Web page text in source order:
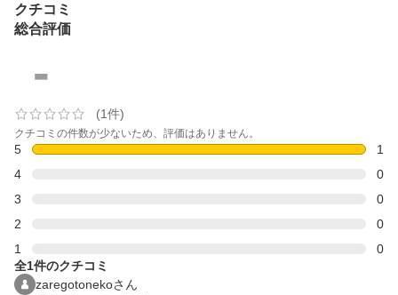
クチコミ
総合評価
-
(1件)
クチコミの件数が少ないため、評価はありません。
5
1
4
0
3
0
2
0
1
0
全1件のクチコミ
zaregotonekoさん